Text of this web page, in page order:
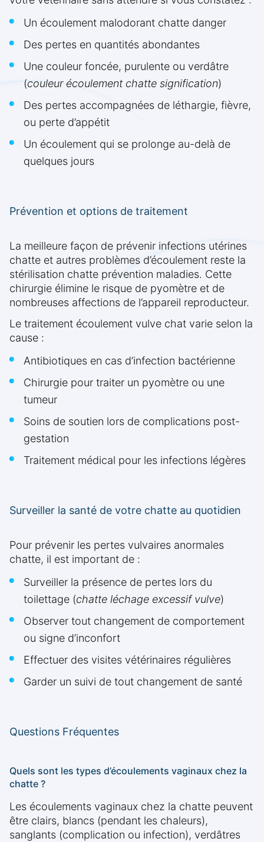
Un écoulement malodorant chatte danger
Des pertes en quantités abondantes
Une couleur foncée, purulente ou verdâtre
(couleur écoulement chatte signification)
Des pertes accompagnées de léthargie, fièvre,
ou perte d’appétit
Un écoulement qui se prolonge au-delà de
quelques jours
Prévention et options de traitement
La meilleure façon de prévenir infections utérines
chatte et autres problèmes d’écoulement reste la
stérilisation chatte prévention maladies. Cette
chirurgie élimine le risque de pyomètre et de
nombreuses affections de l’appareil reproducteur.
Le traitement écoulement vulve chat varie selon la
cause :
Antibiotiques en cas d’infection bactérienne
Chirurgie pour traiter un pyomètre ou une
tumeur
Soins de soutien lors de complications post-
gestation
Traitement médical pour les infections légères
Surveiller la santé de votre chatte au quotidien
Pour prévenir les pertes vulvaires anormales
chatte, il est important de :
Surveiller la présence de pertes lors du
toilettage (chatte léchage excessif vulve)
Observer tout changement de comportement
ou signe d’inconfort
Effectuer des visites vétérinaires régulières
Garder un suivi de tout changement de santé
Questions Fréquentes
Quels sont les types d’écoulements vaginaux chez la
chatte ?
Les écoulements vaginaux chez la chatte peuvent
être clairs, blancs (pendant les chaleurs),
sanglants (complication ou infection), verdâtres